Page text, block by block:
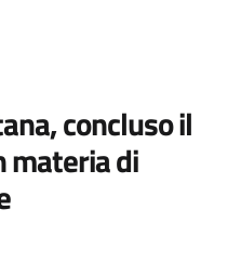
concluso il
materia di